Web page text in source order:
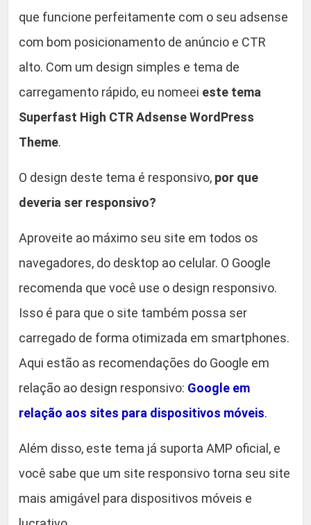
que funcione perfeitamente com o seu adsense
com bom posicionamento de anúncio e CTR
alto. Com um design simples e tema de
carregamento rápido, eu nomeei este tema
Superfast High CTR Adsense WordPress
Theme.
O design deste tema é responsivo, por que
deveria ser responsivo?
Aproveite ao máximo seu site em todos os
navegadores, do desktop ao celular. O Google
recomenda que você use o design responsivo.
Isso é para que o site também possa ser
carregado de forma otimizada em smartphones.
Aqui estão as recomendações do Google em
relação ao design responsivo: Google em
relação aos sites para dispositivos móveis.
Além disso, este tema já suporta AMP oficial, e
você sabe que um site responsivo torna seu site
mais amigável para dispositivos móveis e